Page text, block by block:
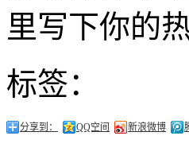
里写下你的
标签：
分享到： QQ空间 新浪微博